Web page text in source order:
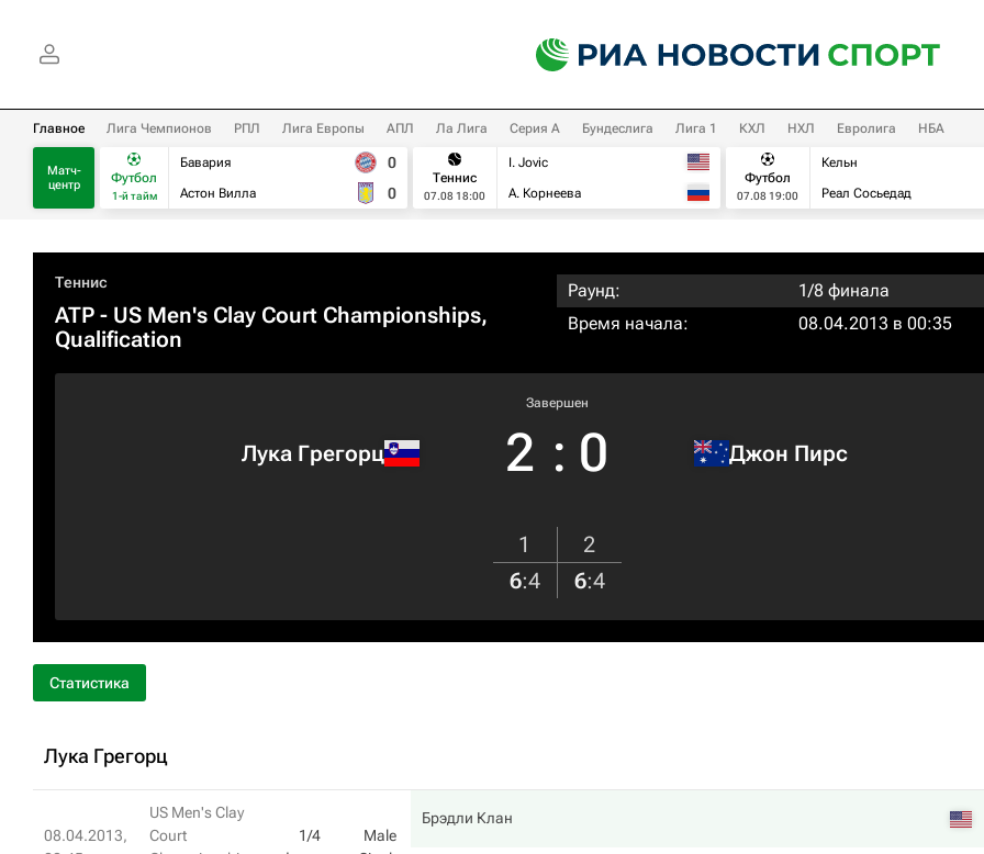
Главное Лига Чемпионов РПЛ Лига Европы АПЛ Ла Лига Серия А Бундеслига Лига 1 КХЛ НХЛ Евролига НБА
Матч-
центр
Футбол
1-й тайм
Бавария
Астон Вилла
0
0
Теннис
07.08 18:00
I. Jovic
А. Корнеева
Футбол
07.08 19:00
Кельн
Реал Сосьедад
Теннис
ATP - US Men's Clay Court Championships,
Qualification
Раунд:
1/8 финала
Время начала:
08.04.2013 в 00:35
Лука Грегорц
Завершен
2 : 0 Джон Пирс
1
2
6:4 6:4
Статистика
Лука Грегорц
08.04.2013,
US Men's Clay
Court
1/4
Male
Брэдли Клан